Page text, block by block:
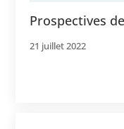
Prospectives de
21 juillet 2022